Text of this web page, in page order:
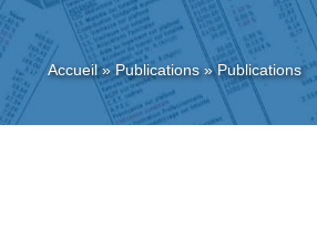
Accueil»Publications»Publications